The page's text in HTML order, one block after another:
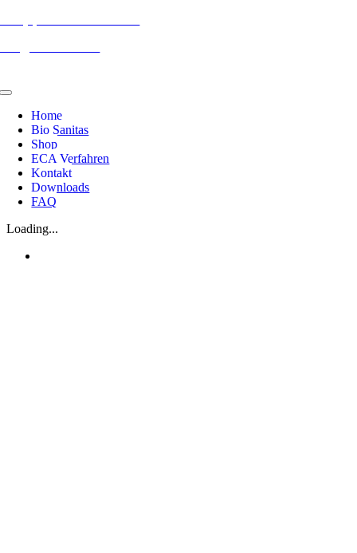
Toggle
NavigationHome
Bio Sanitas
Shop
ECA Verfahren
Kontakt
Downloads
FAQ
Loading...